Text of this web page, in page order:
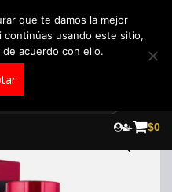
$0
que te damos la mejor
usando este sitio,
acuerdo con ello.